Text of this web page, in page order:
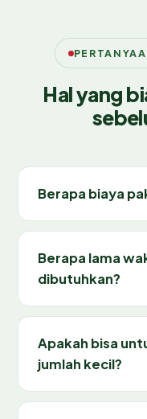
Hal yang
Berapa biaya
Berapa lama
dibutuhkan?
Apakah bisa
jumlah kecil?